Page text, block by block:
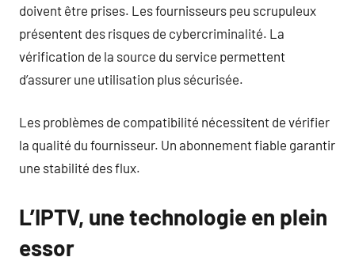
doivent être prises. Les fournisseurs peu scrupuleux
présentent des risques de cybercriminalité. La
vérification de la source du service permettent
d’assurer une utilisation plus sécurisée.
Les problèmes de compatibilité nécessitent de vérifier
la qualité du fournisseur. Un abonnement fiable garantir
une stabilité des flux.
L’IPTV, une technologie en plein
essor